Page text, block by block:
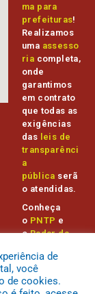
ma para
prefeituras!
Realizamos
uma assesso
ria completa,
onde
garantimos
em contrato
que todas as
exigências
das leis de
transparênci
a
pública serã
o atendidas.
Conheça
o PNTP e
oRadar da
ia Pública
de
você
de cookies.